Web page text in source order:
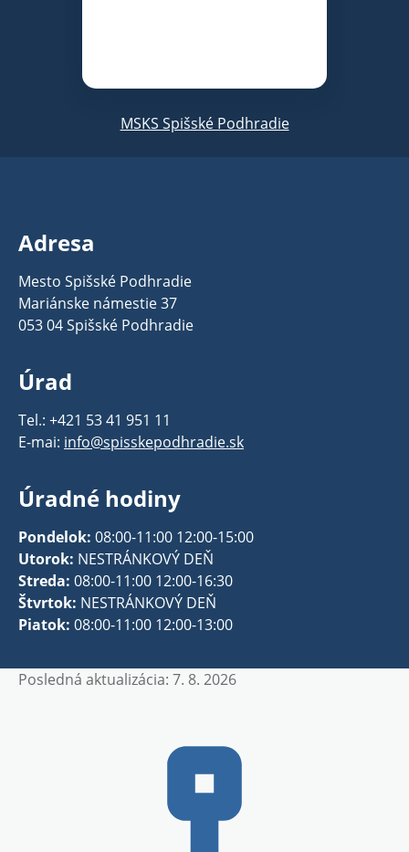
MSKS Spišské Podhradie
Adresa
Mesto Spišské Podhradie
Mariánske námestie 37
053 04 Spišské Podhradie
Úrad
Tel.: +421 53 41 951 11
E-mai: info@spisskepodhradie.sk
Úradné hodiny
Pondelok: 08:00-11:00 12:00-15:00
Utorok: NESTRÁNKOVÝ DEŇ
Streda: 08:00-11:00 12:00-16:30
Štvrtok: NESTRÁNKOVÝ DEŇ
Piatok: 08:00-11:00 12:00-13:00
Posledná aktualizácia: 7. 8. 2026